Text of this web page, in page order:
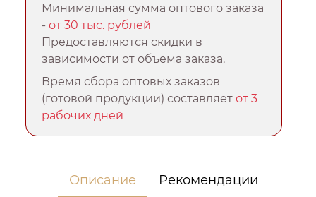
Минимальная сумма оптового заказа
-от 30 тыс. рублей
Предоставляются скидки в
зависимости от объема заказа.
Время сбора оптовых заказов
(готовой продукции) составляетот 3
рабочих дней
Описание Рекомендации